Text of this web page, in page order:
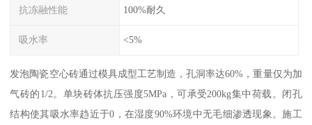
抗冻融性能 100%耐久
吸水率 <5%
发泡陶瓷空心砖通过模具成型工艺制造，孔洞率达60%，重量仅为加
气砖的1/2。单块砖体抗压强度5MPa，可承受200kg集中荷载。闭孔
结构使其吸水率趋近于0，在湿度90%环境中无毛细渗透现象。施工